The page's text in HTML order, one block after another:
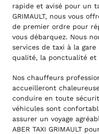
rapide et avisé pour un
GRIMAULT, nous vous
de premier ordre pour
vous débarquez. Nous
services de taxi à la gare
qualité, la ponctualité
Nos chauffeurs
accueilleront
conduire en toute
véhicules sont
assurer un voyage
ABER TAXI GRIMAULT